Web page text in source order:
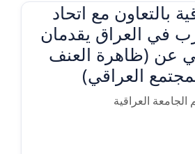
بالتعاون مع اتحاد
في العراق يقدمان
عن (ظاهرة العنف
العراقي)
الجامعة العراقية